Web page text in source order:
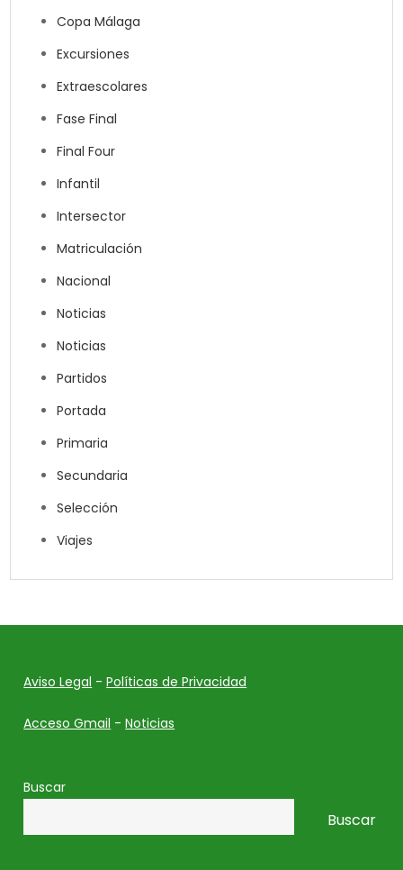
Copa Málaga
Excursiones
Extraescolares
Fase Final
Final Four
Infantil
Intersector
Matriculación
Nacional
Noticias
Noticias
Partidos
Portada
Primaria
Secundaria
Selección
Viajes
Aviso Legal -Políticas de Privacidad
Acceso Gmail -Noticias
Buscar
Buscar